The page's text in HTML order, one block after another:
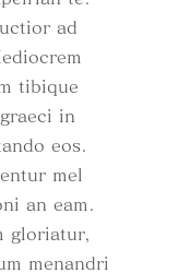
ad
tibique
in
eos.
mel
an eam.
gloriatur,
menandri